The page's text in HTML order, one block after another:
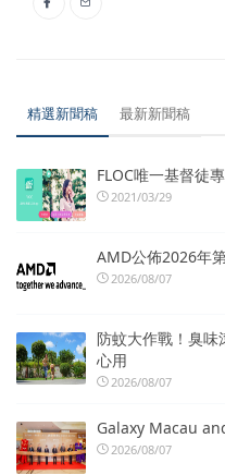
精選新聞稿 最新新聞稿
FLOC唯一基督徒
2021/03/29
AMD公佈2026年
2026/08/07
防蚊大作戰！臭味
心用
2026/08/07
Galaxy Macau
2026/08/07